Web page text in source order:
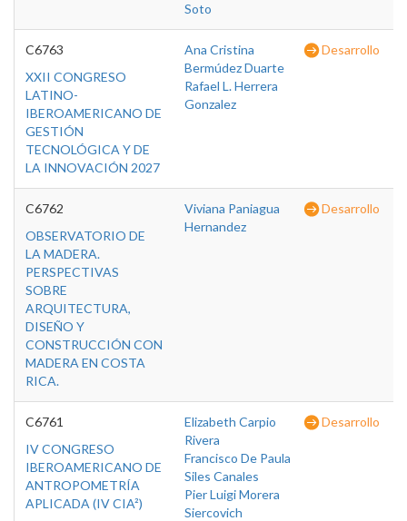
Soto
C6763
XXII CONGRESO
LATINO-
IBEROAMERICANO DE
GESTIÓN
TECNOLÓGICA Y DE
LA INNOVACIÓN 2027
Ana Cristina
Bermúdez Duarte
Rafael L. Herrera
Gonzalez
Desarrollo
C6762
OBSERVATORIO DE
LA MADERA.
PERSPECTIVAS
SOBRE
ARQUITECTURA,
DISEÑO Y
CONSTRUCCIÓN CON
MADERA EN COSTA
RICA.
Viviana Paniagua
Hernandez
Desarrollo
C6761
IV CONGRESO
IBEROAMERICANO DE
ANTROPOMETRÍA
APLICADA (IV CIA²)
Elizabeth Carpio
Rivera
Francisco De Paula
Siles Canales
Pier Luigi Morera
Siercovich
Desarrollo